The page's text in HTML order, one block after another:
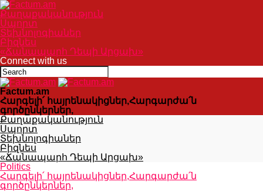
Քաղաքականություն
Սպորտ
Տեխնոլոգիաներ
Բիզնես
«Ճանապարհ Դեպի Արցախ»
Connect with us
Factum.am
Հարգելի՛ հայրենակիցներ,Հարգարժա՛ն
գործընկերներ,
Քաղաքականություն
Սպորտ
Տեխնոլոգիաներ
Բիզնես
«Ճանապարհ Դեպի Արցախ»
Politics
Հարգելի՛ հայրենակիցներ,Հարգարժա՛ն
գործընկերներ,